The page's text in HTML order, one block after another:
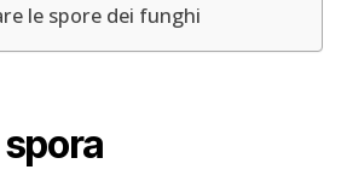
le spore dei funghi
spora